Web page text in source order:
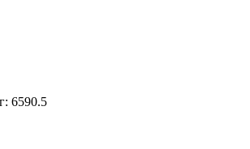
6590.5